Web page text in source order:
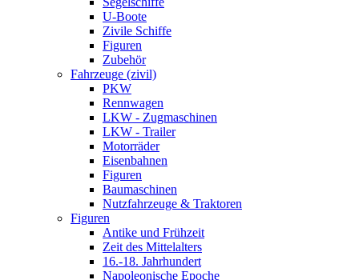
U-Boote
Zivile Schiffe
Figuren
Zubehör
Fahrzeuge (zivil)
PKW
Rennwagen
LKW - Zugmaschinen
LKW - Trailer
Motorräder
Eisenbahnen
Figuren
Baumaschinen
Nutzfahrzeuge & Traktoren
Figuren
Antike und Frühzeit
Zeit des Mittelalters
16.-18. Jahrhundert
Napoleonische Epoche